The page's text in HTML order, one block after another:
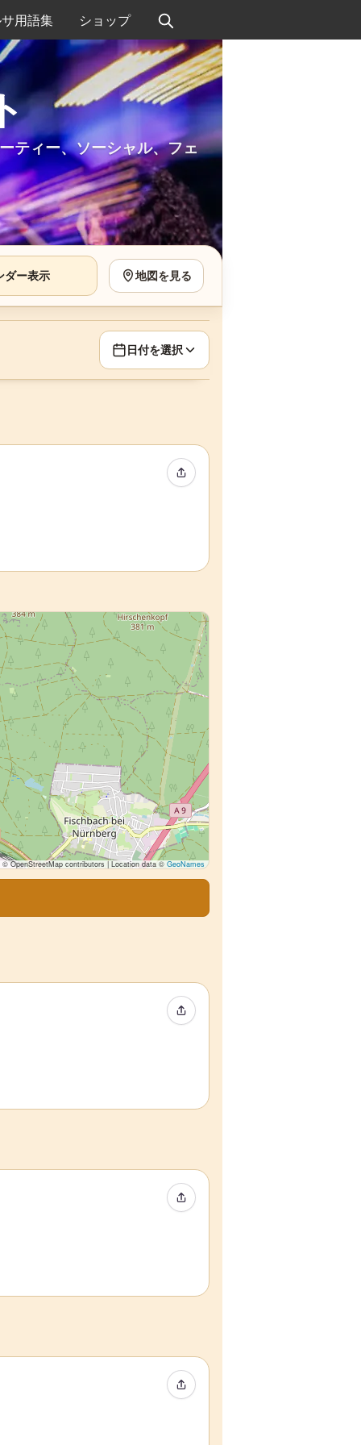
用語集 ショップ
ティー、ソーシャル、フェ
ダー表示 地図を見る
日付を選択
イベントをシェア
© OpenStreetMap contributors | Location data ©GeoNames
イベントをシェア
イベントをシェア
イベントをシェア